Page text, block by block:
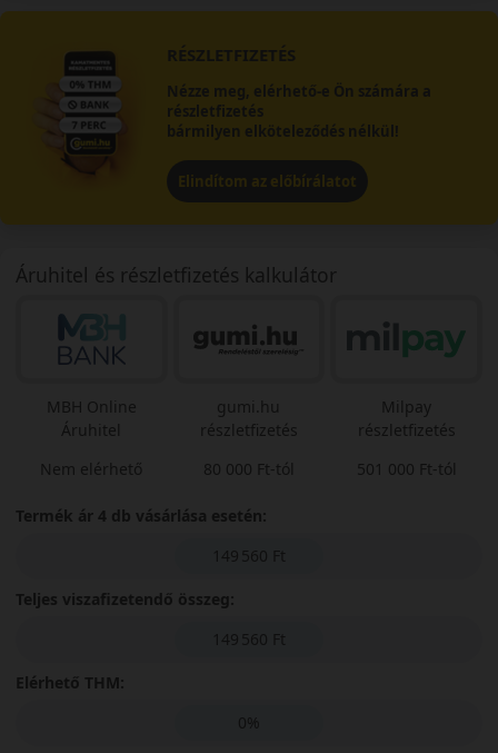
RÉSZLETFIZETÉS
Nézze meg, elérhető-e Ön számára a
részletfizetés
bármilyen elköteleződés nélkül!
Elindítom az előbírálatot
Áruhitel és részletfizetés kalkulátor
MBH Online
Áruhitel
Nem elérhető
gumi.hu
részletfizetés
80 000 Ft-tól
Milpay
részletfizetés
501 000 Ft-tól
Termék ár 4 db vásárlása esetén:
149 560 Ft
Teljes viszafizetendő összeg:
149 560 Ft
Elérhető THM:
0%